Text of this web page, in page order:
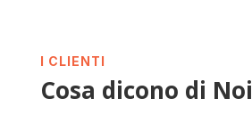
I CLIENTI
Cosa dicono di Noi